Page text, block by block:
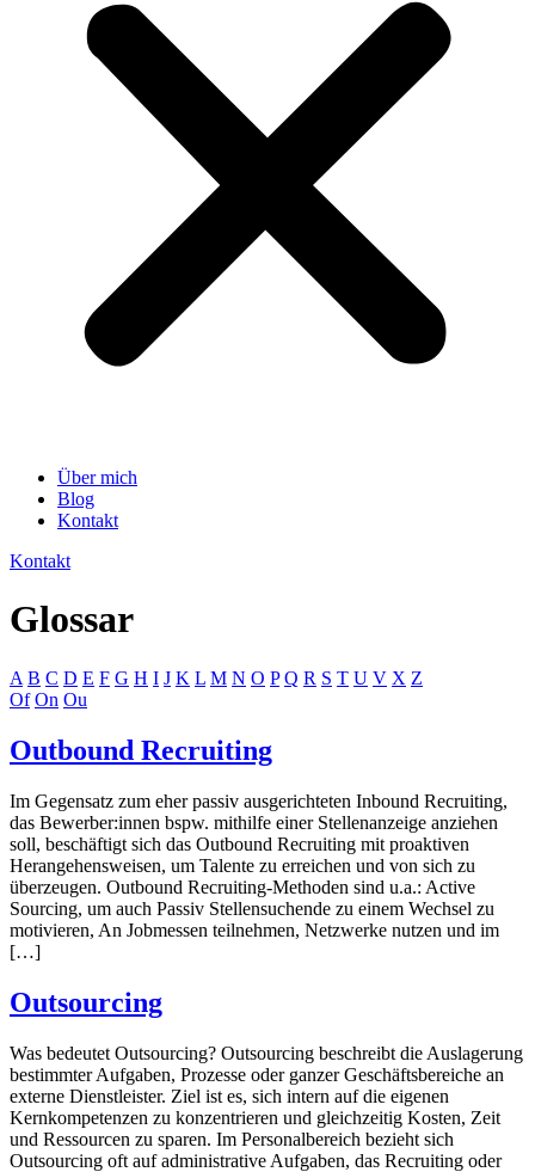
Über mich
Blog
Kontakt
Kontakt
Glossar
A B C D E F G H I J K L M N O P Q R S T U V X Z
Of On Ou
Outbound Recruiting
Im Gegensatz zum eher passiv ausgerichteten Inbound Recruiting,
das Bewerber:innen bspw. mithilfe einer Stellenanzeige anziehen
soll, beschäftigt sich das Outbound Recruiting mit proaktiven
Herangehensweisen, um Talente zu erreichen und von sich zu
überzeugen. Outbound Recruiting-Methoden sind u.a.: Active
Sourcing, um auch Passiv Stellensuchende zu einem Wechsel zu
motivieren, An Jobmessen teilnehmen, Netzwerke nutzen und im
[…]
Outsourcing
Was bedeutet Outsourcing? Outsourcing beschreibt die Auslagerung
bestimmter Aufgaben, Prozesse oder ganzer Geschäftsbereiche an
externe Dienstleister. Ziel ist es, sich intern auf die eigenen
Kernkompetenzen zu konzentrieren und gleichzeitig Kosten, Zeit
und Ressourcen zu sparen. Im Personalbereich bezieht sich
Outsourcing oft auf administrative Aufgaben, das Recruiting oder